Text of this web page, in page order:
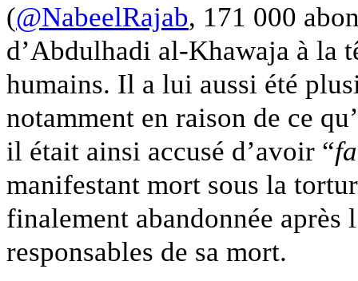
(@NabeelRajab, 171 000
d’Abdulhadi al-Khawaja à la
humains. Il a lui aussi été
notamment en raison de ce
il était ainsi accusé d’avoir “
manifestant mort sous la
finalement abandonnée
responsables de sa mort.